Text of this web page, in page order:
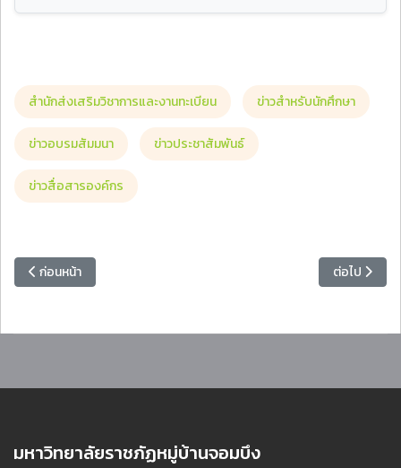
สำนักส่งเสริมวิชาการและงานทะเบียน ข่าวสำหรับนักศึกษา
ข่าวอบรมสัมมนา ข่าวประชาสัมพันธ์
ข่าวสื่อสารองค์กร
เนื้อหาก่อนหน้า: ขอเชิญนักศึกษาชั้นปีที่ 2-3 คณะมนุษยศาสตร์และสังคมศ
ก่อนหน้า เนื้อหาถัดไ
ต่อไป
มหาวิทยาลัยราชภัฏหมู่บ้านจอมบึง